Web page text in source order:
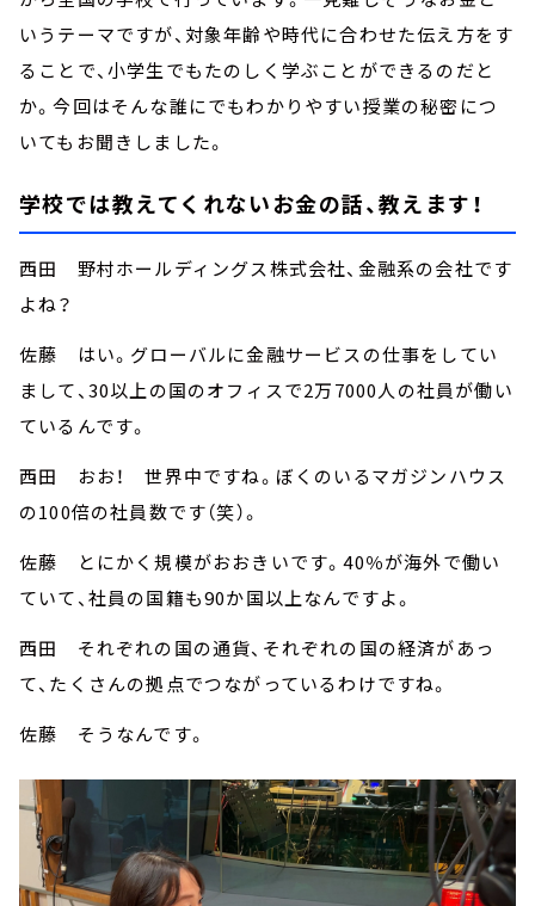
いうテーマですが、対象年齢や時代に合わせた伝え方をす
ることで、小学生でもたのしく学ぶことができるのだと
か。今回はそんな誰にでもわかりやすい授業の秘密につ
いてもお聞きしました。
学校では教えてくれないお金の話、教えます！
西田 野村ホールディングス株式会社、金融系の会社です
よね？
佐藤 はい。グローバルに金融サービスの仕事をしてい
まして、30以上の国のオフィスで2万7000人の社員が働い
ているんです。
西田 おお！ 世界中ですね。ぼくのいるマガジンハウス
の100倍の社員数です（笑）。
佐藤 とにかく規模がおおきいです。40％が海外で働い
ていて、社員の国籍も90か国以上なんですよ。
西田 それぞれの国の通貨、それぞれの国の経済があっ
て、たくさんの拠点でつながっているわけですね。
佐藤 そうなんです。